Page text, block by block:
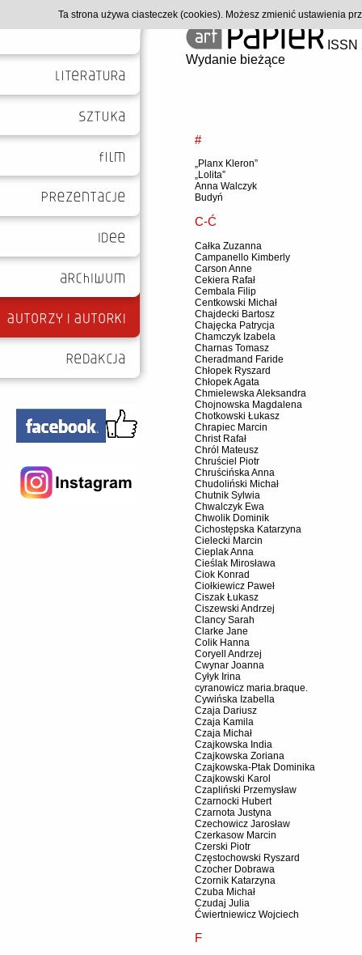
Wydanie bieżące
#
„Planx Kleron”
„Lolita”
Anna Walczyk
Budyń
C-Ć
Całka Zuzanna
Campanello Kimberly
Carson Anne
Cekiera Rafał
Cembala Filip
Centkowski Michał
Chajdecki Bartosz
Chajęcka Patrycja
Chamczyk Izabela
Charnas Tomasz
Cheradmand Faride
Chłopek Ryszard
Chłopek Agata
Chmielewska Aleksandra
Chojnowska Magdalena
Chotkowski Łukasz
Chrapiec Marcin
Christ Rafał
Chról Mateusz
Chruściel Piotr
Chruścińska Anna
Chudoliński Michał
Chutnik Sylwia
Chwalczyk Ewa
Chwolik Dominik
Cichostępska Katarzyna
Cielecki Marcin
Cieplak Anna
Cieślak Mirosława
Ciok Konrad
Ciołkiewicz Paweł
Ciszak Łukasz
Ciszewski Andrzej
Clancy Sarah
Clarke Jane
Colik Hanna
Coryell Andrzej
Cwynar Joanna
Cyłyk Irina
cyranowicz maria.braque.
Cywińska Izabella
Czaja Dariusz
Czaja Kamila
Czaja Michał
Czajkowska India
Czajkowska Zoriana
Czajkowska-Ptak Dominika
Czajkowski Karol
Czapliński Przemysław
Czarnocki Hubert
Czarnota Justyna
Czechowicz Jarosław
Czerkasow Marcin
Czerski Piotr
Częstochowski Ryszard
Czocher Dobrawa
Czornik Katarzyna
Czuba Michał
Czudaj Julia
Ćwiertniewicz Wojciech
F
Ta strona używa ciasteczek (cookies). Możesz zmienić ustawienia